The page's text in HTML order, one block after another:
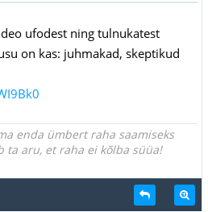
ufodest ning tulnukatest
on kas: juhmakad, skeptikud
enda ümbert raha saamiseks
ta aru, et raha ei kõlba süüa!